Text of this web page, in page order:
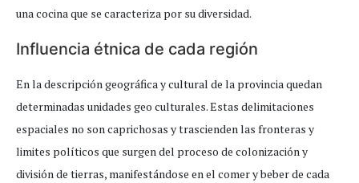
una cocina que se caracteriza por su diversidad.
Influencia étnica de cada región
En la descripción geográfica y cultural de la provincia quedan
determinadas unidades geo culturales. Estas delimitaciones
espaciales no son caprichosas y trascienden las fronteras y
limites políticos que surgen del proceso de colonización y
división de tierras, manifestándose en el comer y beber de cada